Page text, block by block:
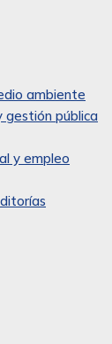
ambiente
gestión pública
y empleo